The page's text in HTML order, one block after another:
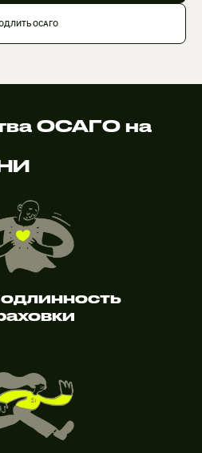
ОСАГО
ОСАГО на